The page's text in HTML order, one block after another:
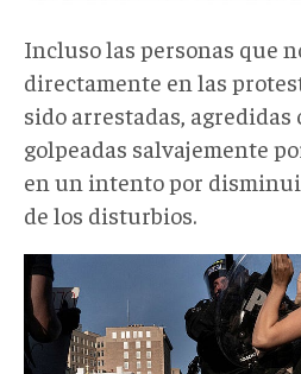
Incluso las personas que
directamente en las
sido arrestadas, agredidas
golpeadas salvajemente
en un intento por
de los disturbios.